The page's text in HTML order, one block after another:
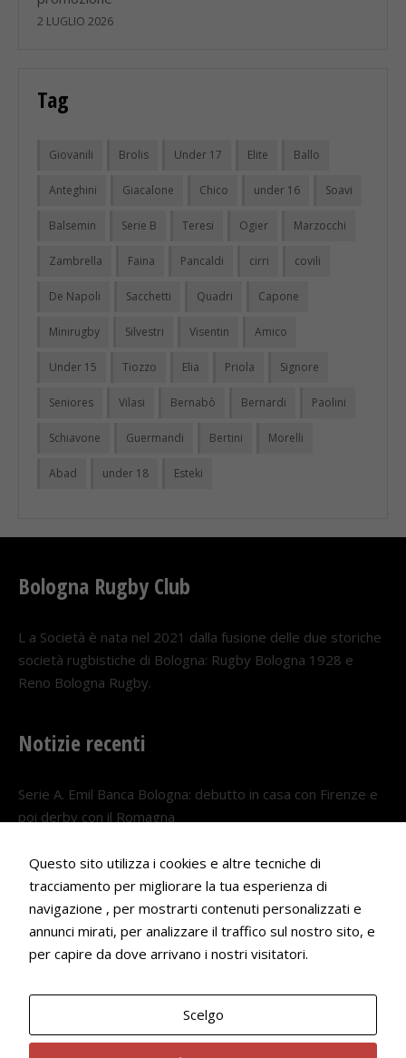
2 LUGLIO 2026
Tag
Giovanili Brolis Under 17 Elite Ballo
Anteghini Giacalone Chico under 16 Soavi
Balsemin Serie B Teresi Ogier Marzocchi
Zambrella Faina Pancaldi cirri covili
De Napoli Sacchetti Quadri Capone
Minirugby Silvestri Visentin Amico
Under 15 Tiozzo Elia Priola Signore
Seniores Vilasi Bernabò Bernardi Paolini
Schiavone Guermandi Bertini Morelli
Abad under 18 Esteki
Bologna Rugby Club
L a Società è nata nel 2021 dalla fusione delle due storiche
società rugbistiche di Bologna: Rugby Bologna 1928 e
Reno Bologna Rugby.
Notizie recenti
Serie A. Emil Banca Bologna: debutto in casa con Firenze e
poi derby con il Romagna
Serie A. Il Bologna nel girone veneto
29 LUGLIO 2026
Francesco Andrei convocato al Camp estivo della nazionale
22 LUGLIO 2026
Questo sito utilizza i cookies e altre tecniche di
tracciamento per migliorare la tua esperienza di
navigazione , per mostrarti contenuti personalizzati e
annunci mirati, per analizzare il traffico sul nostro sito, e
per capire da dove arrivano i nostri visitatori.
Scelgo